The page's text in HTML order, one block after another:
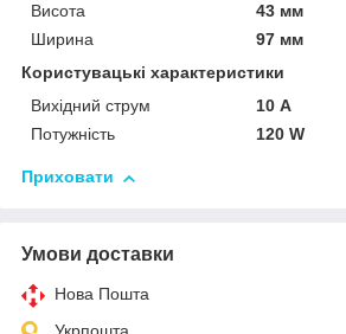
Висота
43 мм
Ширина
97 мм
Користувацькі характеристики
Вихідний струм
10 А
Потужність
120 W
Приховати
Умови доставки
Нова Пошта